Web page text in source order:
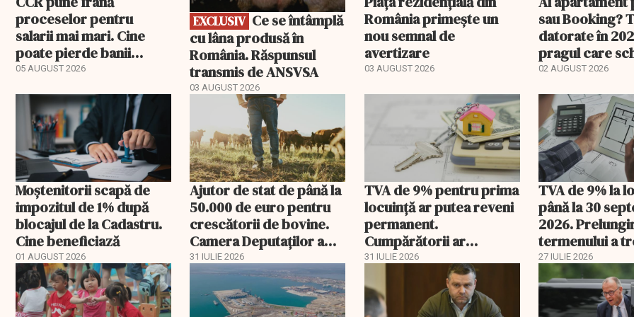
proceselor pentru
salarii mai mari. Cine
poate pierde banii
ceruți statului
05 AUGUST 2026
EXCLUSIV
cu lâna produsă în
România. Răspunsul
transmis de ANSVSA
03 AUGUST 2026
România primește un
nou semnal de
avertizare
03 AUGUST 2026
sau Booking?
datorate în
pragul care
regimul fiscal
02 AUGUST 2026
Moștenitorii scapă de
impozitul de 1% după
blocajul de la Cadastru.
Cine beneficiază
01 AUGUST 2026
Ajutor de stat de până la
50.000 de euro pentru
crescătorii de bovine.
Camera Deputaților a
aprobat schema
31 IULIE 2026
TVA de 9% pentru prima
locuință ar putea reveni
permanent.
Cumpărătorii ar
economisi zeci de mii de
31 IULIE 2026
TVA de 9% la
până la 30
2026.
termenului a
comisia din
27 IULIE 2026